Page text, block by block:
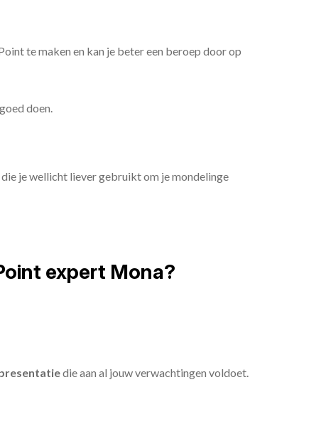
te maken en kan je beter een beroep door op
doen.
je wellicht liever gebruikt om je mondelinge
expert Mona?
die aan al jouw verwachtingen voldoet.